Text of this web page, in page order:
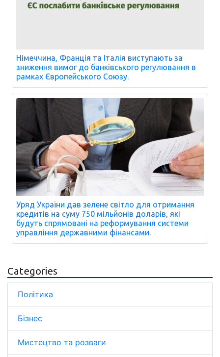
Німеччина, Франція та Італія виступають за
зниження вимог до банківського регулювання в
рамках Європейського Союзу.
Уряд України дав зелене світло для отримання
кредитів на суму 750 мільйонів доларів, які
будуть спрямовані на реформування системи
управління державними фінансами.
Categories
Політика
Бізнес
Мистецтво та розваги